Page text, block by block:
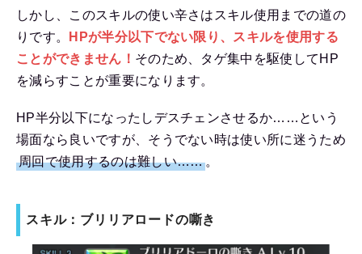
しかし、このスキルの使い辛さはスキル使用までの道の
りです。
HPが半分以下でない限り、スキルを使用する
ことができません！ そのため、タゲ集中を駆使してHP
を減らすことが重要になります。
HP半分以下になったしデスチェンさせるか……という
場面なら良いですが、そうでない時は使い所に迷うため
周回で使用するのは難しい…… 。
スキル：ブリリアロードの嘶き